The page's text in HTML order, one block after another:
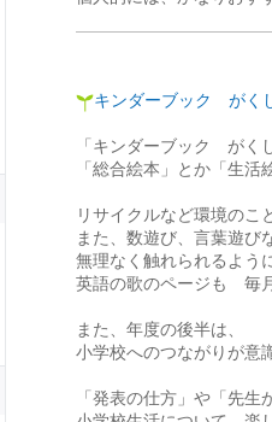
キンダーブック がく
「キンダーブック がく
「総合絵本」とか「生活
リサイクルなど環境のこ
また、数遊び、言葉遊び
無理なく触れられるよう
英語の歌のページも 毎
また、年度の後半は、
小学校へのつながりが意
「発表の仕方」や「先生